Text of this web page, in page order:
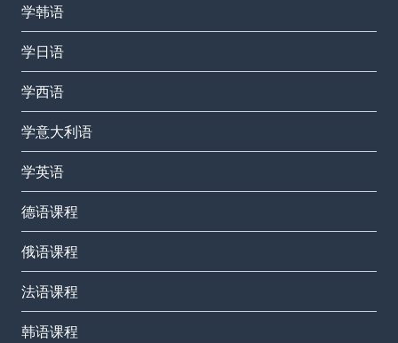
学韩语
学日语
学西语
学意大利语
学英语
德语课程
俄语课程
法语课程
韩语课程